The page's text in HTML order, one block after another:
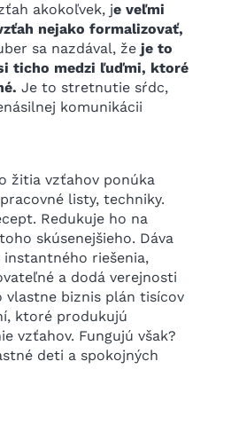
akokoľvek, je veľmi
nejako formalizovať,
sa nazdával, že je to
ticho medzi ľuďmi, ktoré
Je to stretnutie sŕdc,
komunikácii
žitia vzťahov ponúka
listy, techniky.
Redukuje ho na
skúsenejšieho. Dáva
riešenia,
a dodá verejnosti
vlastne biznis plán tisícov
ktoré produkujú
vzťahov. Fungujú však?
deti a spokojných